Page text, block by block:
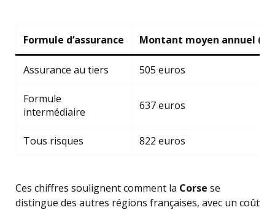
Formule d’assurance Montant moyen annuel
Assurance au tiers 505 euros
Formule
intermédiaire
637 euros
Tous risques 822 euros
Ces chiffres soulignent comment la Corse se
distingue des autres régions françaises, avec un coût